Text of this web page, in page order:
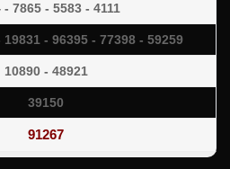
- 7865 - 5583 - 4111
19831 - 96395 - 77398 - 59259
10890 - 48921
39150
91267